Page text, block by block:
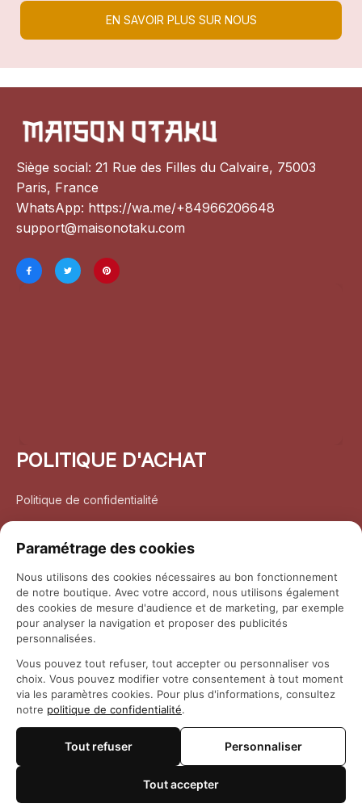
EN SAVOIR PLUS SUR NOUS
Siège social: 21 Rue des Filles du Calvaire, 75003
Paris, France
WhatsApp: https://wa.me/+84966206648
support@maisonotaku.com
POLITIQUE D'ACHAT
Politique de confidentialité
Politique de retour et remboursement
Coordonnées
Questions fréquemment posées
© 2026 Maison Otaku
Paramétrage des cookies
Nous utilisons des cookies nécessaires au bon fonctionnement
de notre boutique. Avec votre accord, nous utilisons également
des cookies de mesure d'audience et de marketing, par exemple
pour analyser la navigation et proposer des publicités
personnalisées.
Vous pouvez tout refuser, tout accepter ou personnaliser vos
choix. Vous pouvez modifier votre consentement à tout moment
via les paramètres cookies. Pour plus d'informations, consultez
notre politique de confidentialité.
Tout refuser Personnaliser
Tout accepter